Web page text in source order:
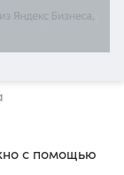
с помощью